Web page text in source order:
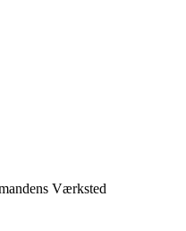
Værksted